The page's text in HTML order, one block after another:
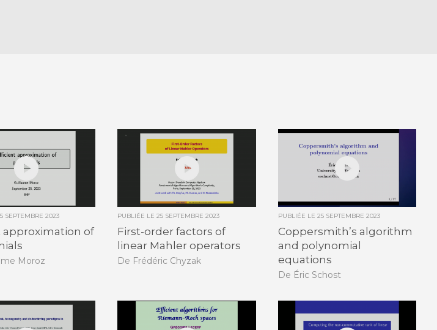
SEPTEMBRE 2023
approximation of
Moroz
PUBLIÉE LE25 SEPTEMBRE 2023
First-order factors of
linear Mahler operators
De Frédéric Chyzak
PUBLIÉE LE 25 SEPTEMBRE 2023
Coppersmith’s algorithm
and polynomial
equations
De Éric Schost